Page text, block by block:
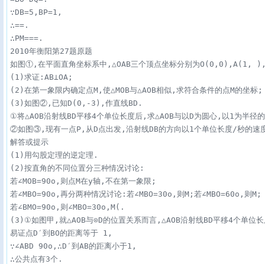
∵DB=5,BP=1,
∴==.
∴PM===.
2010年衡阳第27题原题
如图①,在平面直角坐标系中,△OAB三个顶点坐标分别为
(1)求证:AB⊥OA;
(2)在第一象限内确定点M,使△MOB与△AOB相似,求符合条件的点M的坐标;
(3)如图②,已知D(0,-3),作直线BD.
①将△AOB沿射线BD平移4个单位长度后,求△AOB与以D为圆心,以1为半径
②如图③,现有一点P,从D点出发,沿射线DB的方向以1个单位长度/秒的
解答或提示
(1)用勾股定理的逆定理.
(2)按直角的不同位置分三种情况讨论:
若∠MOB=90o,则点M在y轴,不在第一象限;
若∠MBO=90o,再分两种情况讨论:若∠MBO=30o,则M;若∠MBO=60o,则M;
若∠BMO=90o,则∠MBO=30o,M(.
(3)①如图甲,就△AOB与⊙D的位置关系而言,△AOB沿射线BD平移4个单位
易证点D′到BO的距离等于 1,
∵∠ABD 90o,∴D′到AB的距离小于1,
∴公共点有3个.